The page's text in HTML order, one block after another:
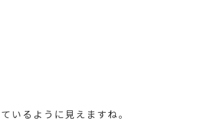
いるように見えますね。